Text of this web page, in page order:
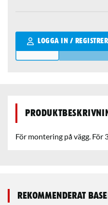
LOGGA IN /
Qantity
För montering på vägg.
Rekommenderat